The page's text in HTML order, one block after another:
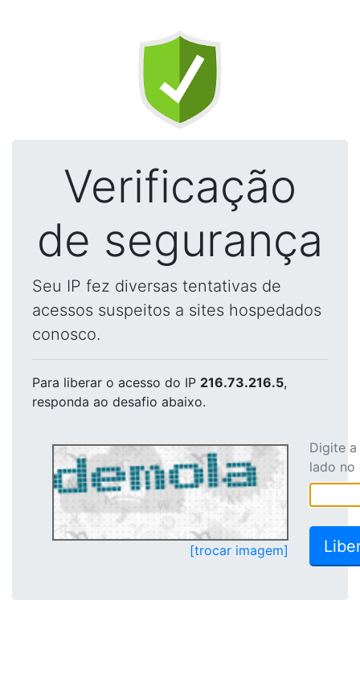
Verificação
de segurança
Seu IP fez diversas tentativas de
acessos suspeitos a sites hospedados
conosco.
Para liberar o acesso do IP 216.73.216.5,
responda ao desafio abaixo.
[trocar imagem]
Digite
lado no